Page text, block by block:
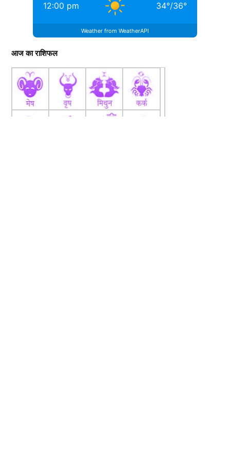
12:00 pm 34°/36°
Weather from WeatherAPI
आज का राशिफल